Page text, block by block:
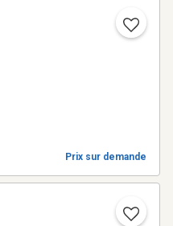
Prix sur demande